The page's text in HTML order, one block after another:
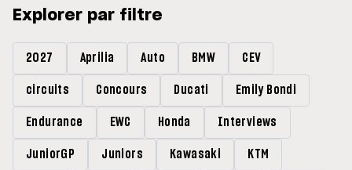
Explorer par filtre
2027 Aprilia Auto BMW CEV
circuits Concours Ducati Emily Bondi
Endurance EWC Honda Interviews
JuniorGP Juniors Kawasaki KTM